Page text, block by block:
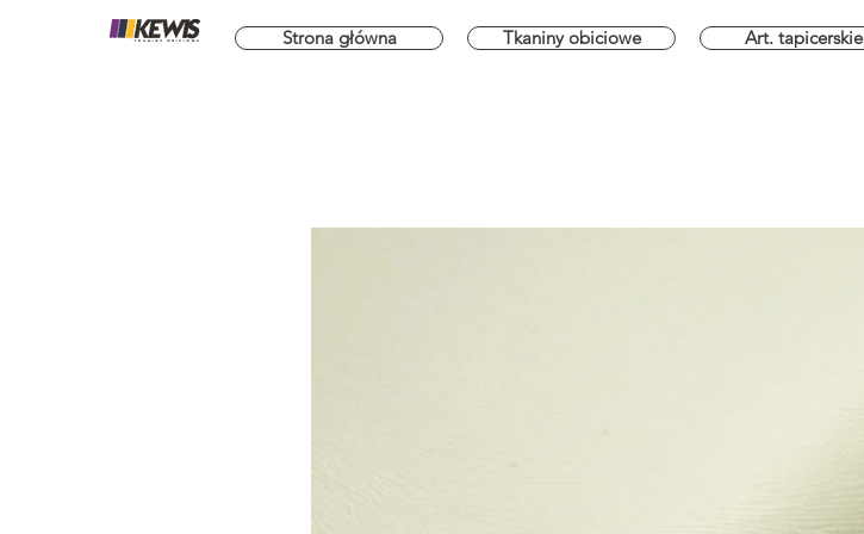
Strona główna Tkaniny obiciowe Art. tapicerskie